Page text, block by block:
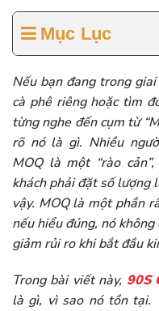
Mục Lục
Nếu bạn đang trong
cà phê riêng hoặc tìm
từng nghe đến cụm từ
rõ nó là gì. Nhiều
MOQ là một “rào
khách phải đặt số lượng
vậy. MOQ là một phần
nếu hiểu đúng, nó
giảm rủi ro khi bắt đầu
Trong bài viết này, 90S
là gì, vì sao nó tồn tại.